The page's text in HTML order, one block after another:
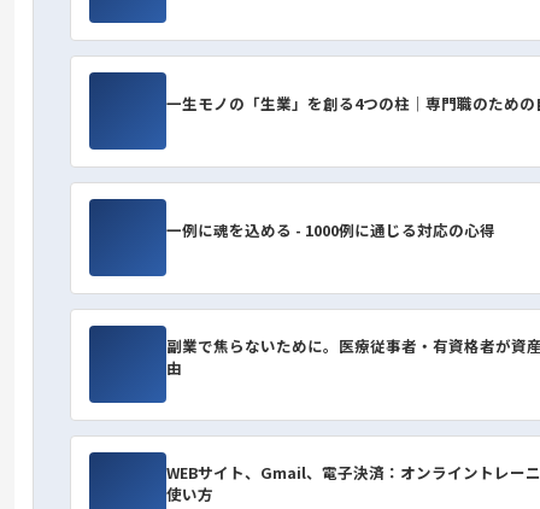
一生モノの「生業」を創る4つの柱｜専門職のため
一例に魂を込める - 1000例に通じる対応の心得
副業で焦らないために。医療従事者・有資格者が資
由
WEBサイト、Gmail、電子決済：オンライントレー
使い方